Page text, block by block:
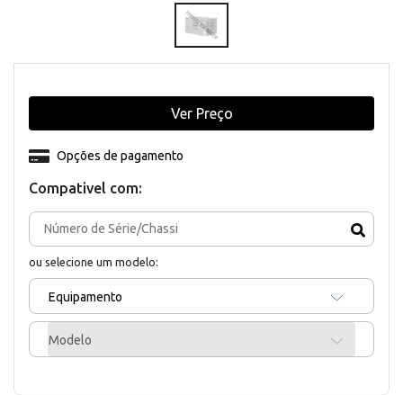
Compativel com:
ou selecione um modelo:
Equipamento
Modelo
Opções de pagamento
Ver Preço